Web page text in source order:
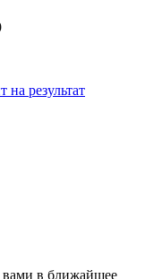
на результат
в ближайшее